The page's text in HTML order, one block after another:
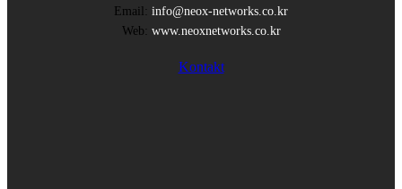
Email: info@neox-networks.co.kr
Web: www.neoxnetworks.co.kr
Kontakt